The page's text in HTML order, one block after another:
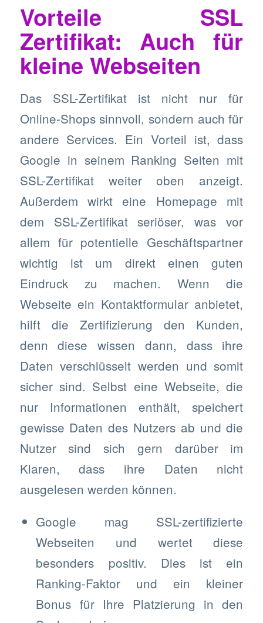
Vorteile SSL
Zertifikat: Auch für
kleine Webseiten
Das SSL-Zertifikat ist nicht nur für
Online-Shops sinnvoll, sondern auch für
andere Services. Ein Vorteil ist, dass
Google in seinem Ranking Seiten mit
SSL-Zertifikat weiter oben anzeigt.
Außerdem wirkt eine Homepage mit
dem SSL-Zertifikat seriöser, was vor
allem für potentielle Geschäftspartner
wichtig ist um direkt einen guten
Eindruck zu machen. Wenn die
Webseite ein Kontaktformular anbietet,
hilft die Zertifizierung den Kunden,
denn diese wissen dann, dass ihre
Daten verschlüsselt werden und somit
sicher sind. Selbst eine Webseite, die
nur Informationen enthält, speichert
gewisse Daten des Nutzers ab und die
Nutzer sind sich gern darüber im
Klaren, dass ihre Daten nicht
ausgelesen werden können.
Google mag SSL-zertifizierte
Webseiten und wertet diese
besonders positiv. Dies ist ein
Ranking-Faktor und ein kleiner
Bonus für Ihre Platzierung in den